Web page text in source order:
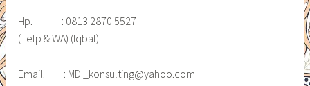
Hp. : 0813 2870 5527
(Telp & WA) (Iqbal)
Email. : MDI_konsulting@yahoo.com